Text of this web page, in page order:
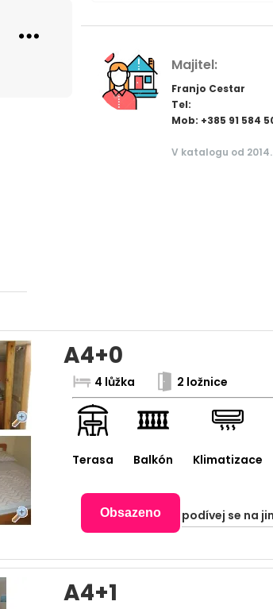
Majitel:
Franjo Cestar
Tel:
Mob: +385 91 584
V katalogu od 2014.
A4+0
4 lůžka
2 ložnice
Terasa Balkón Klimatizace
Obsazeno podívej se na
A4+1